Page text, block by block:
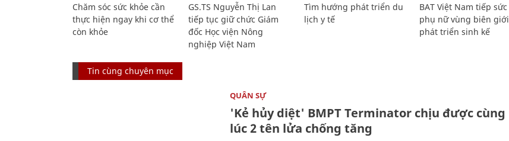
Chăm sóc sức khỏe cần
thực hiện ngay khi cơ thể
còn khỏe
GS.TS Nguyễn Thị Lan
tiếp tục giữ chức Giám
đốc Học viện Nông
nghiệp Việt Nam
Tìm hướng phát triển du
lịch y tế
BAT Việt Nam tiếp sức
phụ nữ vùng biên giới
phát triển sinh kế
Tin cùng chuyên mục
QUÂN SỰ
'Kẻ hủy diệt' BMPT Terminator chịu được cùng
lúc 2 tên lửa chống tăng